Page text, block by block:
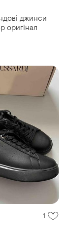
джинси
оригінал
1